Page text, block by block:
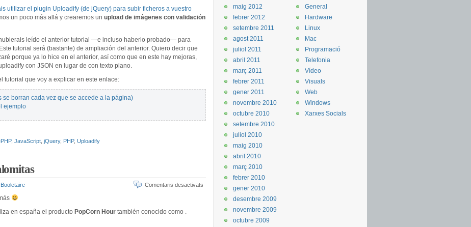
utilizar el plugin Uploadify (de jQuery) para subir ficheros a vuestro
un poco más allá y crearemos un upload de imágenes con validación
leído el anterior tutorial —e incluso haberlo probado— para
tutorial será (bastante) de ampliación del anterior. Quiero decir que
porque ya lo hice en el anterior, así como que en este hay mejoras,
con JSON en lugar de con texto plano.
tutorial que voy a explicar en este enlace:
se borran cada vez que se accede a la página)
ejemplo
, JavaScript jQuery, PHP, Uploadify
Booletaire Comentaris desactivats
en españa el producto PopCorn Hour también conocido como .
General
Hardware
Linux
Mac
Programació
Telefonia
Vídeo
Visuals
Web
Windows
Xarxes Socials
maig 2012
febrer 2012
setembre 2011
agost 2011
juliol 2011
abril 2011
març 2011
febrer 2011
gener 2011
novembre 2010
octubre 2010
setembre 2010
juliol 2010
maig 2010
abril 2010
març 2010
febrer 2010
gener 2010
desembre 2009
novembre 2009
octubre 2009